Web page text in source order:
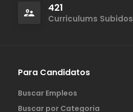
421
Curriculums Subidos
Para Candidatos
Buscar Empleos
Buscar por Categoria